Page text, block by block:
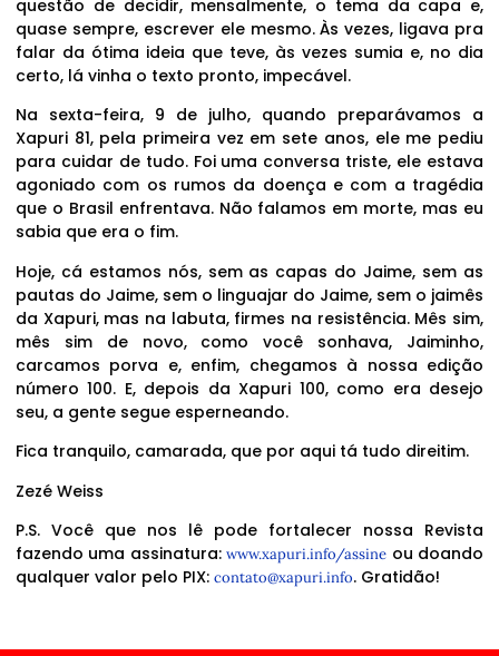
questão de decidir, mensalmente, o tema da capa e,
quase sempre, escrever ele mesmo. Às vezes, ligava pra
falar da ótima ideia que teve, às vezes sumia e, no dia
certo, lá vinha o texto pronto, impecável.
Na sexta-feira, 9 de julho, quando preparávamos a
Xapuri 81, pela primeira vez em sete anos, ele me pediu
para cuidar de tudo. Foi uma conversa triste, ele estava
agoniado com os rumos da doença e com a tragédia
que o Brasil enfrentava. Não falamos em morte, mas eu
sabia que era o fim.
Hoje, cá estamos nós, sem as capas do Jaime, sem as
pautas do Jaime, sem o linguajar do Jaime, sem o jaimês
da Xapuri, mas na labuta, firmes na resistência. Mês sim,
mês sim de novo, como você sonhava, Jaiminho,
carcamos porva e, enfim, chegamos à nossa edição
número 100. E, depois da Xapuri 100, como era desejo
seu, a gente segue esperneando.
Fica tranquilo, camarada, que por aqui tá tudo direitim.
Zezé Weiss
P.S. Você que nos lê pode fortalecer nossa Revista
fazendo uma assinatura:www.xapuri.info/assine ou doando
qualquer valor pelo PIX: contato@xapuri.info. Gratidão!